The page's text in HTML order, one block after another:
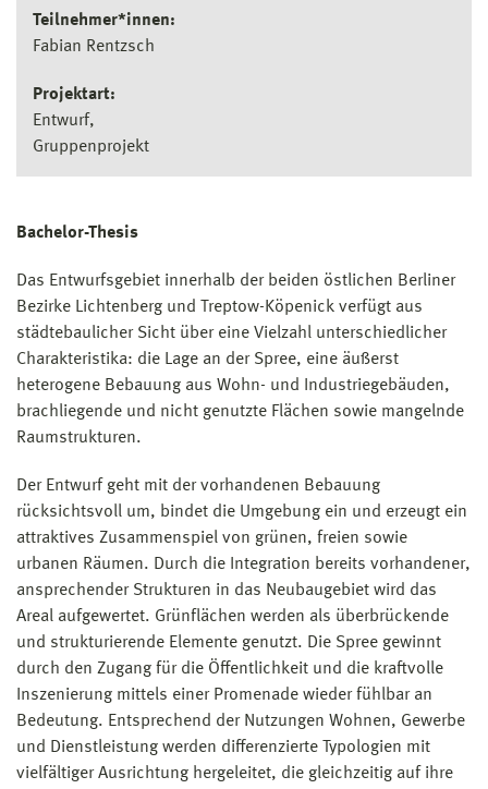
Teilnehmer*innen:
Fabian Rentzsch
Projektart:
Entwurf
Gruppenprojekt
Bachelor-Thesis
Das Entwurfsgebiet innerhalb der beiden östlichen Berliner
Bezirke Lichtenberg und Treptow-Köpenick verfügt aus
städtebaulicher Sicht über eine Vielzahl unterschiedlicher
Charakteristika: die Lage an der Spree, eine äußerst
heterogene Bebauung aus Wohn- und Industriegebäuden,
brachliegende und nicht genutzte Flächen sowie mangelnde
Raumstrukturen.
Der Entwurf geht mit der vorhandenen Bebauung
rücksichtsvoll um, bindet die Umgebung ein und erzeugt ein
attraktives Zusammenspiel von grünen, freien sowie
urbanen Räumen. Durch die Integration bereits vorhandener,
ansprechender Strukturen in das Neubaugebiet wird das
Areal aufgewertet. Grünflächen werden als überbrückende
und strukturierende Elemente genutzt. Die Spree gewinnt
durch den Zugang für die Öffentlichkeit und die kraftvolle
Inszenierung mittels einer Promenade wieder fühlbar an
Bedeutung. Entsprechend der Nutzungen Wohnen, Gewerbe
und Dienstleistung werden differenzierte Typologien mit
vielfältiger Ausrichtung hergeleitet, die gleichzeitig auf ihre